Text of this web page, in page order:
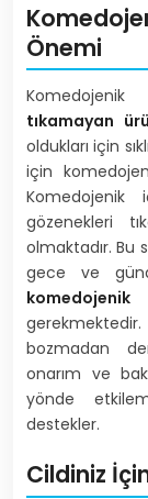
Önemi
tıkamayan
oldukları için
için
gözenekleri
olmaktadır. Bu
gece ve
bozmadan
onarım ve
yönde
destekler.
Cildiniz